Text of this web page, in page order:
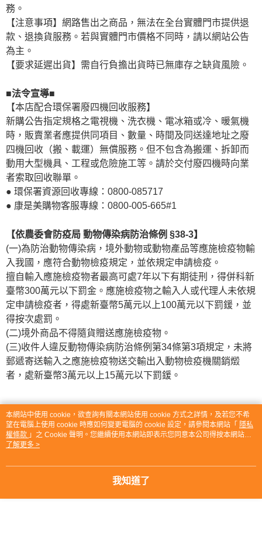
務。
【注意事項】網路售出之商品，無法在全台實體門市提供退
款、退換貨服務。若與實體門市價格不同時，請以網站公告
為主。
【要求延遲出貨】需自行負擔出貨時已無庫存之缺貨風險。
■法令宣導■
【本店配合環保署廢四機回收服務】
新購公告指定規格之電視機、洗衣機、電冰箱或冷、暖氣機
時，販賣業者應提供同項目、數量、時間及同送達地址之廢
四機回收（搬、載運）無償服務。但不包含為搬運、拆卸而
動用大型機具、工程或危險施工等。請於交付廢四機時向業
者索取回收聯單。
● 環保署資源回收專線：0800-085717
● 康是美購物客服專線：0800-005-665#1
【依農委會防疫局 動物傳染病防治條例 §38-3】
(一)為防治動物傳染病，境外動物或動物產品等應施檢疫物輸
入我國，應符合動物檢疫規定，並依規定申請檢疫。
擅自輸入應施檢疫物者最高可處7年以下有期徒刑，得併科新
臺幣300萬元以下罰金。應施檢疫物之輸入人或代理人未依規
定申請檢疫者，得處新臺幣5萬元以上100萬元以下罰鍰，並
得按次處罰。
(二)境外商品不得隨貨贈送應施檢疫物。
(三)收件人違反動物傳染病防治條例第34條第3項規定，未將
郵遞寄送輸入之應施檢疫物送交輸出入動物檢疫機關銷燬
者，處新臺幣3萬元以上15萬元以下罰鍰。
顯示電腦版詳細說明
本網站中使用 cookie，欲查詢有關本網站使用 cookie 方式之詳情，及若您不希
望在電腦上使用 cookie 時應如何變更電腦的 cookie 設定，請參閱本網站「 隱私
權條款 」之 Cookie 聲明。您繼續使用本網站即表示您同意本公司得按本網站使
用條款之 Cookie 聲明使用 cookie。
了解更多 >
我知道了